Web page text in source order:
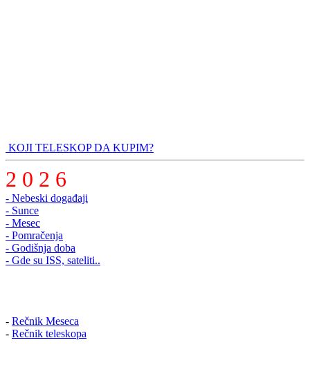
KOJI TELESKOP DA KUPIM?
2 0 2 6
- Nebeski događaji
- Sunce
- Mesec
- Pomračenja
- Godišnja doba
- Gde su ISS, sateliti..
- Rečnik Meseca
- Rečnik teleskopa